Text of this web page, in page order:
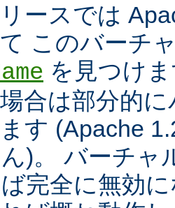
ースでは
このバーチ
を見つけ
合は部分的
す (Apache
)。 バーチャ
完全に無効